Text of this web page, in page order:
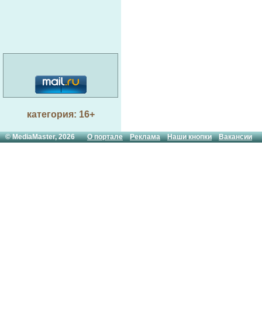
категория: 16+
© MediaMaster, 2026О портале Реклама Наши кнопки Вакансии